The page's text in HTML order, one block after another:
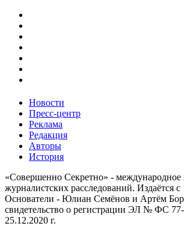
Новости
Пресс-центр
Реклама
Редакция
Авторы
История
«Совершенно Секретно» - международное
журналистских расследований. Издаётся с
Основатели - Юлиан Семёнов и Артём
свидетельство о регистрации ЭЛ № ФС
25.12.2020 г.